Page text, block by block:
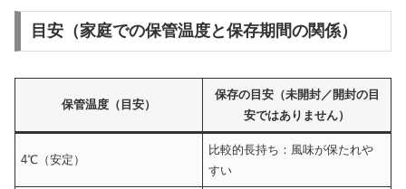
目安（家庭での保管温度と保存期間の関係）
保管温度（目安）
保存の目安（未開封／開封の目
安ではありません）
4℃（安定）
比較的長持ち：風味が保たれや
すい